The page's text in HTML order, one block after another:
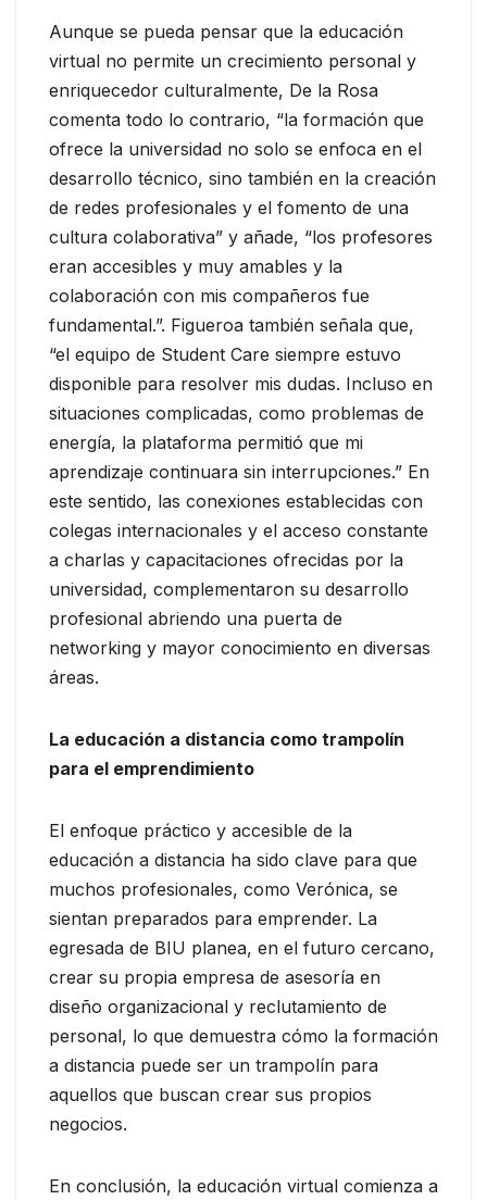
Aunque se pueda pensar que la educación
virtual no permite un crecimiento personal y
enriquecedor culturalmente, De la Rosa
comenta todo lo contrario, “la formación que
ofrece la universidad no solo se enfoca en el
desarrollo técnico, sino también en la creación
de redes profesionales y el fomento de una
cultura colaborativa” y añade, “los profesores
eran accesibles y muy amables y la
colaboración con mis compañeros fue
fundamental.”. Figueroa también señala que,
“el equipo de Student Care siempre estuvo
disponible para resolver mis dudas. Incluso en
situaciones complicadas, como problemas de
energía, la plataforma permitió que mi
aprendizaje continuara sin interrupciones.” En
este sentido, las conexiones establecidas con
colegas internacionales y el acceso constante
a charlas y capacitaciones ofrecidas por la
universidad, complementaron su desarrollo
profesional abriendo una puerta de
networking y mayor conocimiento en diversas
áreas.
La educación a distancia como trampolín
para el emprendimiento
El enfoque práctico y accesible de la
educación a distancia ha sido clave para que
muchos profesionales, como Verónica, se
sientan preparados para emprender. La
egresada de BIU planea, en el futuro cercano,
crear su propia empresa de asesoría en
diseño organizacional y reclutamiento de
personal, lo que demuestra cómo la formación
a distancia puede ser un trampolín para
aquellos que buscan crear sus propios
negocios.
En conclusión, la educación virtual comienza a